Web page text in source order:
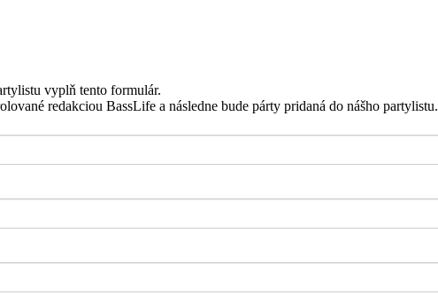
vyplň tento formulár.
redakciou BassLife a následne bude párty pridaná do nášho partylistu.